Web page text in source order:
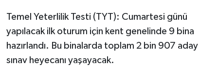
Temel Yeterlilik Testi (TYT): Cumartesi günü
yapılacak ilk oturum için kent genelinde 9 bina
hazırlandı. Bu binalarda toplam 2 bin 907 aday
sınav heyecanı yaşayacak.